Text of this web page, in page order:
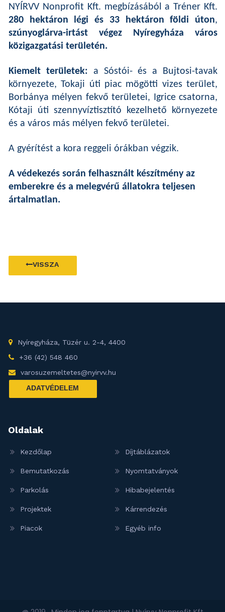
NYÍRVV Nonprofit Kft. megbízásából a Tréner Kft.
280 hektáron légi és 33 hektáron földi úton,
szúnyoglárva-irtást végez Nyíregyháza város
közigazgatási területén.
Kiemelt területek: a Sóstói- és a Bujtosi-tavak
környezete, Tokaji úti piac mögötti vizes terület,
Borbánya mélyen fekvő területei, Igrice csatorna,
Kótaji úti szennyvíztisztító kezelhető környezete
és a város más mélyen fekvő területei.
A gyérítést a kora reggeli órákban végzik.
A védekezés során felhasznált készítmény az
emberekre és a melegvérű állatokra teljesen
ártalmatlan.
VISSZA
Nyíregyháza, Tüzér u. 2-4, 4400
+36 (42) 548 460
varosuzemeltetes@nyirvv.hu
ADATVÉDELEM
Oldalak
Kezdőlap
Bemutatkozás
Parkolás
Projektek
Piacok
Díjtáblázatok
Nyomtatványok
Hibabejelentés
Kárrendezés
Egyéb info